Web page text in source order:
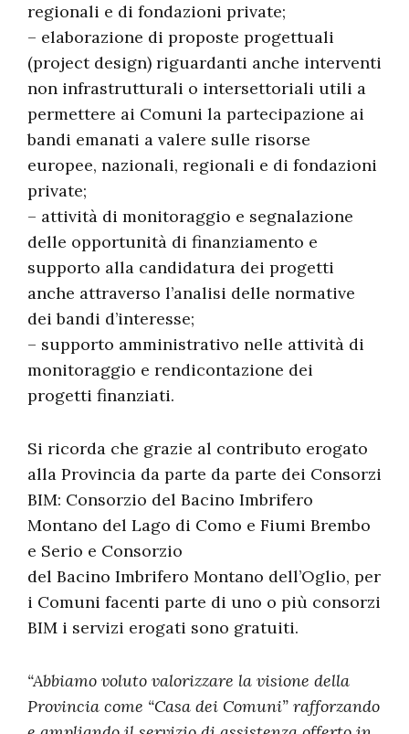
regionali e di fondazioni private;
– elaborazione di proposte progettuali
(project design) riguardanti anche interventi
non infrastrutturali o intersettoriali utili a
permettere ai Comuni la partecipazione ai
bandi emanati a valere sulle risorse
europee, nazionali, regionali e di fondazioni
private;
– attività di monitoraggio e segnalazione
delle opportunità di finanziamento e
supporto alla candidatura dei progetti
anche attraverso l’analisi delle normative
dei bandi d’interesse;
– supporto amministrativo nelle attività di
monitoraggio e rendicontazione dei
progetti finanziati.
Si ricorda che grazie al contributo erogato
alla Provincia da parte da parte dei Consorzi
BIM: Consorzio del Bacino Imbrifero
Montano del Lago di Como e Fiumi Brembo
e Serio e Consorzio
del Bacino Imbrifero Montano dell’Oglio, per
i Comuni facenti parte di uno o più consorzi
BIM i servizi erogati sono gratuiti.
“Abbiamo voluto valorizzare la visione della
Provincia come “Casa dei Comuni” rafforzando